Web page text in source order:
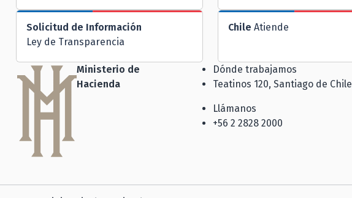
Solicitud de Información
Ley de Transparencia
Chile Atiende
Ministerio de
Hacienda
Dónde trabajamos
Teatinos 120, Santiago de Chile
Llámanos
+56 2 2828 2000